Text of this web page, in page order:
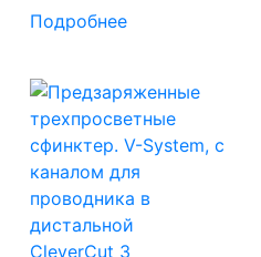
Подробнее
CleverCut 3